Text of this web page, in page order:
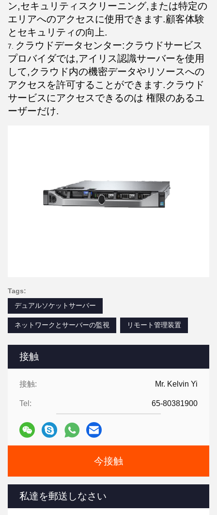
接触
接触: Mr. Kelvin Yi
Tel: 65-80381900
今接触
私達を郵送しなさい
ン,セキュリティスクリーニング,または特定の
エリアへのアクセスに使用できます.顧客体験
とセキュリティの向上.
クラウドデータセンター:クラウドサービス
プロバイダでは,アイリス認識サーバーを使用
して,クラウド内の機密データやリソースへの
アクセスを許可することができます.クラウド
サービスにアクセスできるのは 権限のあるユ
ーザーだけ.
Tags:
デュアルソケットサーバー
ネットワークとサーバーの監視 リモート管理装置